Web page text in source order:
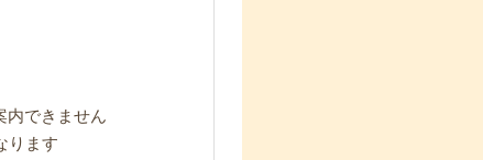
内できません
ります